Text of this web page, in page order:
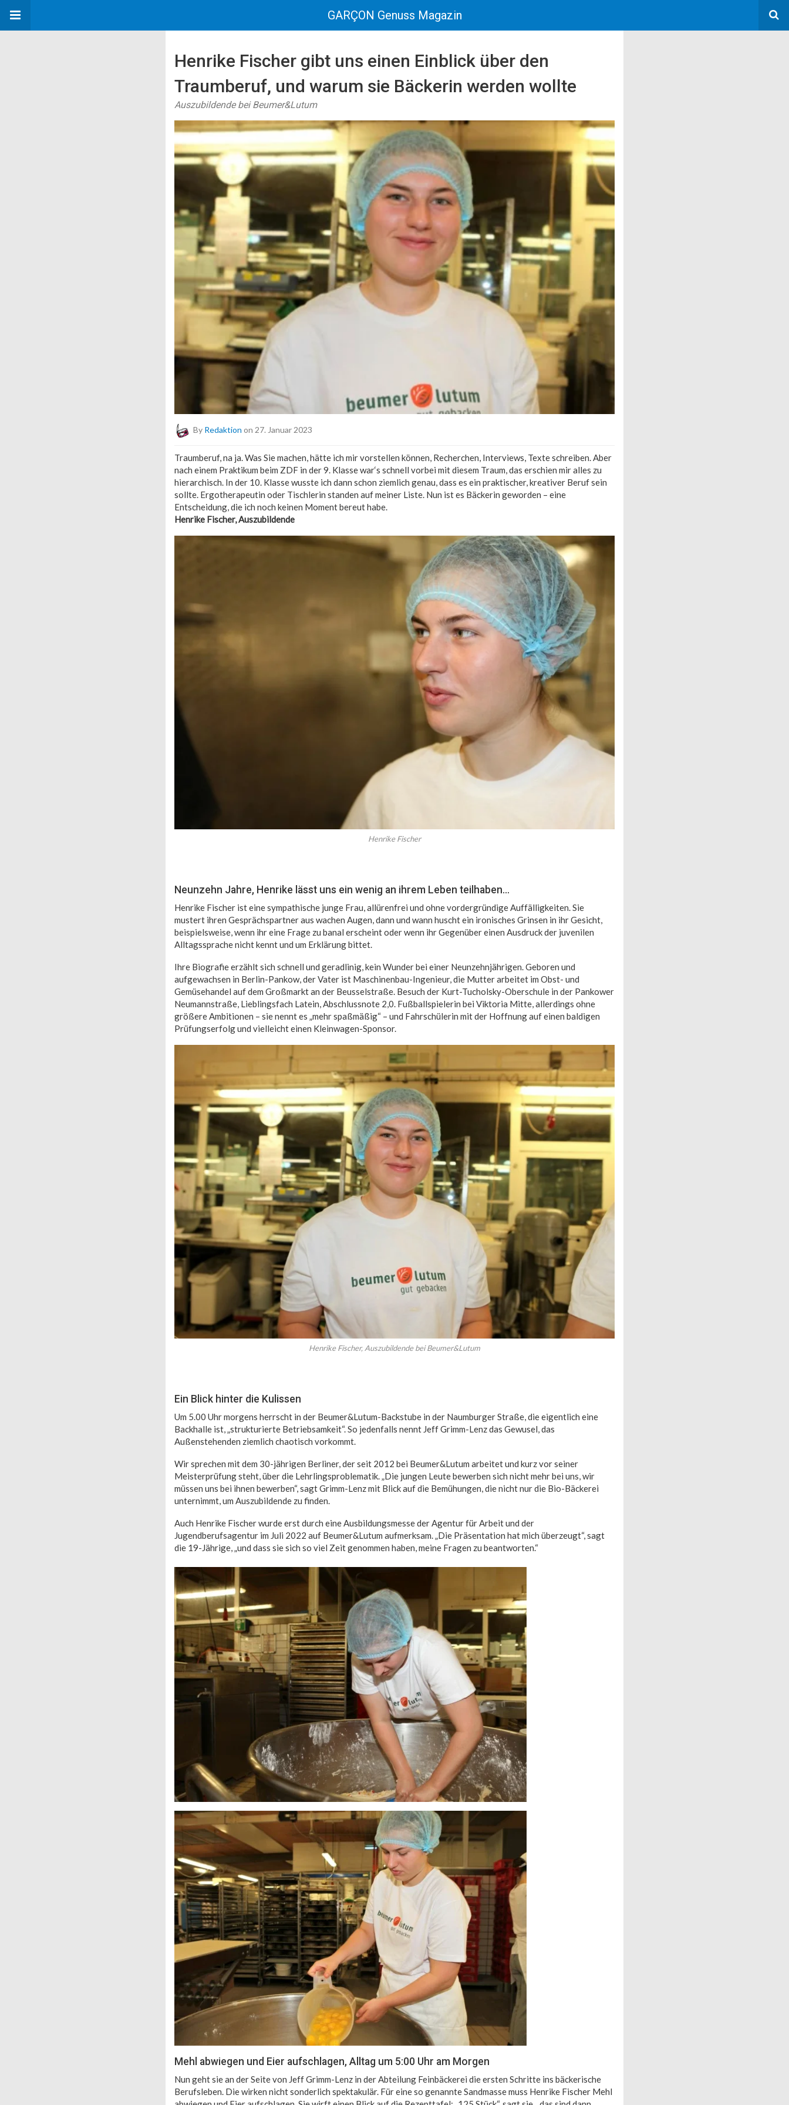
GARÇON Genuss Magazin
Henrike Fischer gibt uns einen Einblick über den
Traumberuf, und warum sie Bäckerin werden wollte
Auszubildende bei Beumer&Lutum
By Redaktion on 27. Januar 2023
Traumberuf, na ja. Was Sie machen, hätte ich mir vorstellen können, Recherchen, Interviews, Texte schreiben. Aber
nach einem Praktikum beim ZDF in der 9. Klasse war‘s schnell vorbei mit diesem Traum, das erschien mir alles zu
hierarchisch. In der 10. Klasse wusste ich dann schon ziemlich genau, dass es ein praktischer, kreativer Beruf sein
sollte. Ergotherapeutin oder Tischlerin standen auf meiner Liste. Nun ist es Bäckerin geworden – eine
Entscheidung, die ich noch keinen Moment bereut habe.
Henrike Fischer, Auszubildende
Henrike Fischer
Neunzehn Jahre, Henrike lässt uns ein wenig an ihrem Leben teilhaben…
Henrike Fischer ist eine sympathische junge Frau, allürenfrei und ohne vordergründige Auffälligkeiten. Sie
mustert ihren Gesprächspartner aus wachen Augen, dann und wann huscht ein ironisches Grinsen in ihr Gesicht,
beispielsweise, wenn ihr eine Frage zu banal erscheint oder wenn ihr Gegenüber einen Ausdruck der juvenilen
Alltagssprache nicht kennt und um Erklärung bittet.
Ihre Biografie erzählt sich schnell und geradlinig, kein Wunder bei einer Neunzehnjährigen. Geboren und
aufgewachsen in Berlin-Pankow, der Vater ist Maschinenbau-Ingenieur, die Mutter arbeitet im Obst- und
Gemüsehandel auf dem Großmarkt an der Beusselstraße. Besuch der Kurt-Tucholsky-Oberschule in der Pankower
Neumannstraße, Lieblingsfach Latein, Abschlussnote 2,0. Fußballspielerin bei Viktoria Mitte, allerdings ohne
größere Ambitionen – sie nennt es „mehr spaßmäßig“ – und Fahrschülerin mit der Hoffnung auf einen baldigen
Prüfungserfolg und vielleicht einen Kleinwagen-Sponsor.
Henrike Fischer, Auszubildende bei Beumer&Lutum
Ein Blick hinter die Kulissen
Um 5.00 Uhr morgens herrscht in der Beumer&Lutum-Backstube in der Naumburger Straße, die eigentlich eine
Backhalle ist, „strukturierte Betriebsamkeit“. So jedenfalls nennt Jeff Grimm-Lenz das Gewusel, das
Außenstehenden ziemlich chaotisch vorkommt.
Wir sprechen mit dem 30-jährigen Berliner, der seit 2012 bei Beumer&Lutum arbeitet und kurz vor seiner
Meisterprüfung steht, über die Lehrlingsproblematik. „Die jungen Leute bewerben sich nicht mehr bei uns, wir
müssen uns bei ihnen bewerben“, sagt Grimm-Lenz mit Blick auf die Bemühungen, die nicht nur die Bio-Bäckerei
unternimmt, um Auszubildende zu finden.
Auch Henrike Fischer wurde erst durch eine Ausbildungsmesse der Agentur für Arbeit und der
Jugendberufsagentur im Juli 2022 auf Beumer&Lutum aufmerksam. „Die Präsentation hat mich überzeugt“, sagt
die 19-Jährige, „und dass sie sich so viel Zeit genommen haben, meine Fragen zu beantworten.“
Mehl abwiegen und Eier aufschlagen, Alltag um 5:00 Uhr am Morgen
Nun geht sie an der Seite von Jeff Grimm-Lenz in der Abteilung Feinbäckerei die ersten Schritte ins bäckerische
Berufsleben. Die wirken nicht sonderlich spektakulär. Für eine so genannte Sandmasse muss Henrike Fischer Mehl